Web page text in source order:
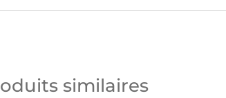
similaires